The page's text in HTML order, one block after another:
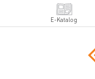
E-Katalog